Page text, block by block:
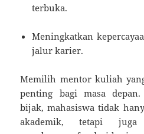
terbuka.
Meningkatkan
jalur karier.
Memilih mentor kuliah
penting bagi masa
bijak, mahasiswa tidak
akademik, tetapi juga